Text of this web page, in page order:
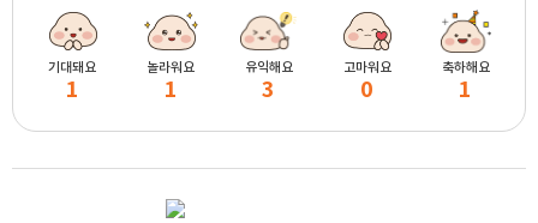
기대돼요
1
놀라워요
1
유익해요
3
고마워요
0
축하해요
1